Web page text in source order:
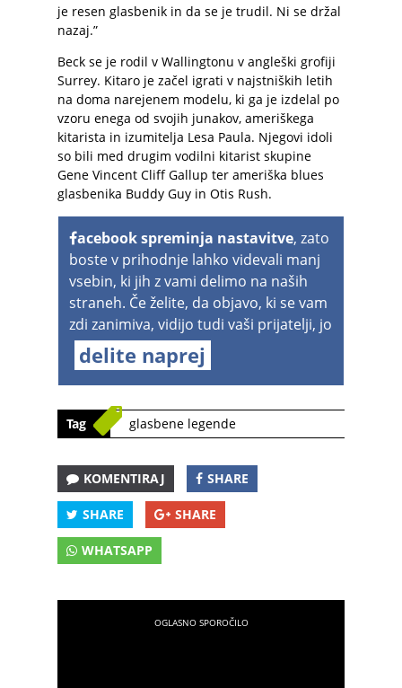
je resen glasbenik in da se je trudil. Ni se držal
nazaj.”
Beck se je rodil v Wallingtonu v angleški grofiji
Surrey. Kitaro je začel igrati v najstniških letih
na doma narejenem modelu, ki ga je izdelal po
vzoru enega od svojih junakov, ameriškega
kitarista in izumitelja Lesa Paula. Njegovi idoli
so bili med drugim vodilni kitarist skupine
Gene Vincent Cliff Gallup ter ameriška blues
glasbenika Buddy Guy in Otis Rush.
acebook spreminja nastavitve, zato
boste v prihodnje lahko videvali manj
vsebin, ki jih z vami delimo na naših
straneh. Če želite, da objavo, ki se vam
zdi zanimiva, vidijo tudi vaši prijatelji, jo
delite naprej
Tag glasbene legende
KOMENTIRAJ SHARE
SHARE SHARE
WHATSAPP